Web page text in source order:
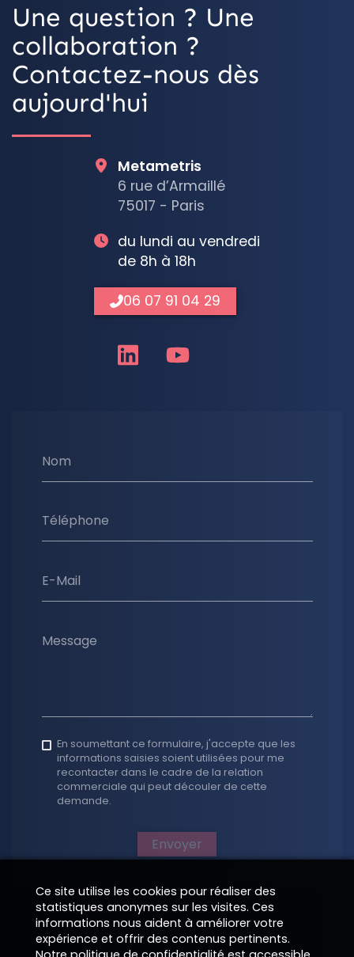
Une question ? Une
collaboration ?
Contactez-nous dès
aujourd'hui
Nom
Téléphone
E-Mail
Message
En soumettant ce formulaire, j'accepte que les
informations saisies soient utilisées pour me
recontacter dans le cadre de la relation
commerciale qui peut découler de cette
demande.
Envoyer
Metametris
6 rue d’Armaillé
75017 - Paris
du lundi au vendredi
de 8h à 18h
06 07 91 04 29
Ce site utilise les cookies pour réaliser des
statistiques anonymes sur les visites. Ces
informations nous aident à améliorer votre
expérience et offrir des contenus pertinents.